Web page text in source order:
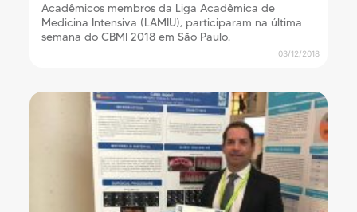
Acadêmicos membros da Liga Acadêmica de
Medicina Intensiva (LAMIU), participaram na última
semana do CBMI 2018 em São Paulo.
03/12/2018